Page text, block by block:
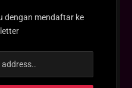
dengan mendaftar ke